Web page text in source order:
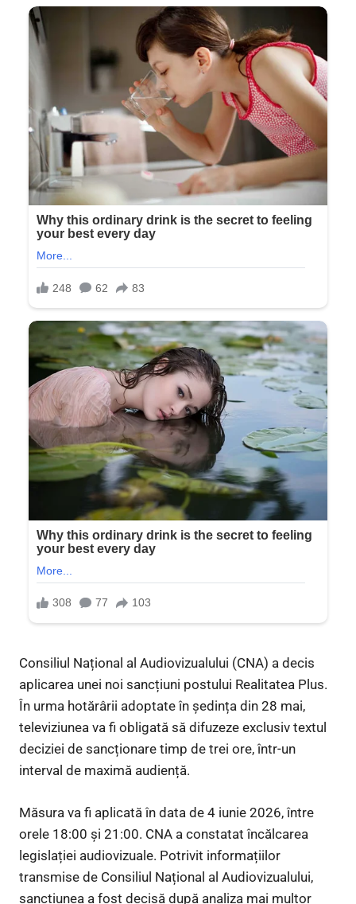
Consiliul Național al Audiovizualului (CNA) a decis
aplicarea unei noi sancțiuni postului Realitatea Plus.
În urma hotărârii adoptate în ședința din 28 mai,
televiziunea va fi obligată să difuzeze exclusiv textul
deciziei de sancționare timp de trei ore, într-un
interval de maximă audiență.
Măsura va fi aplicată în data de 4 iunie 2026, între
orele 18:00 și 21:00. CNA a constatat încălcarea
legislației audiovizuale. Potrivit informațiilor
transmise de Consiliul Național al Audiovizualului,
sancțiunea a fost decisă după analiza mai multor